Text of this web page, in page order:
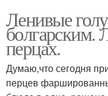
Ленивые
болгарским.
перцах.
Думаю,что сегодня
перцев